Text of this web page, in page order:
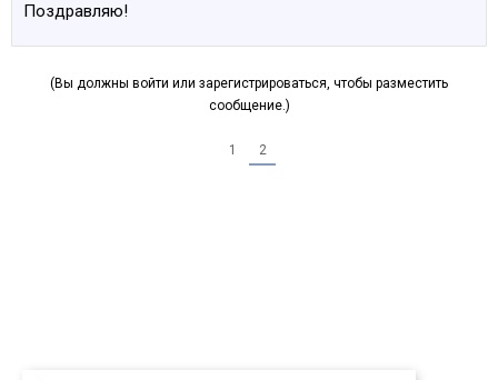
Поздравляю!
(Вы должны войти или зарегистрироваться, чтобы разместить
сообщение.)
1 2